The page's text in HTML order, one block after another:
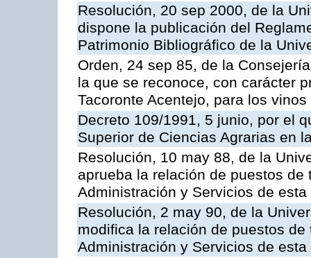
Resolución, 20 sep 2000, de la
dispone la publicación del
Patrimonio Bibliográfico de la
Orden, 24 sep 85, de la
la que se reconoce, con carácter
Tacoronte Acentejo, para los
Decreto 109/1991, 5 junio, por el
Superior de Ciencias Agrarias en
Resolución, 10 may 88, de la
aprueba la relación de puestos
Administración y Servicios de
Resolución, 2 may 90, de la
modifica la relación de puestos
Administración y Servicios de